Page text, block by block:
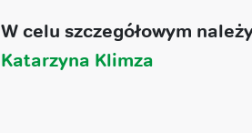
W celu szczegółowym
Katarzyna Klimza